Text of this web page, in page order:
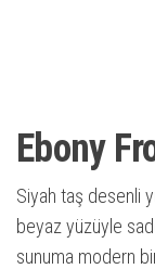
Ebony
Siyah taş desenli
beyaz yüzüyle
sunuma modern